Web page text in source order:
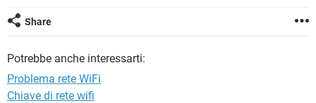
Share
Potrebbe anche interessarti:
Problema rete WiFi
Chiave di rete wifi